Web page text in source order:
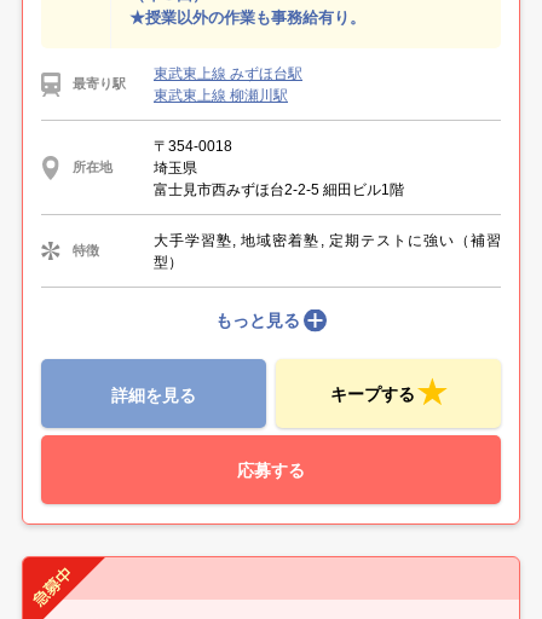
★授業以外の作業も事務給有り。
最寄り駅
東武東上線 みずほ台駅
東武東上線 柳瀬川駅
所在地
〒354-0018
埼玉県
富士見市西みずほ台2-2-5 細田ビル1階
特徴
大手学習塾, 地域密着塾, 定期テストに強い（補習
型）
もっと見る
詳細を見る キープする
応募する